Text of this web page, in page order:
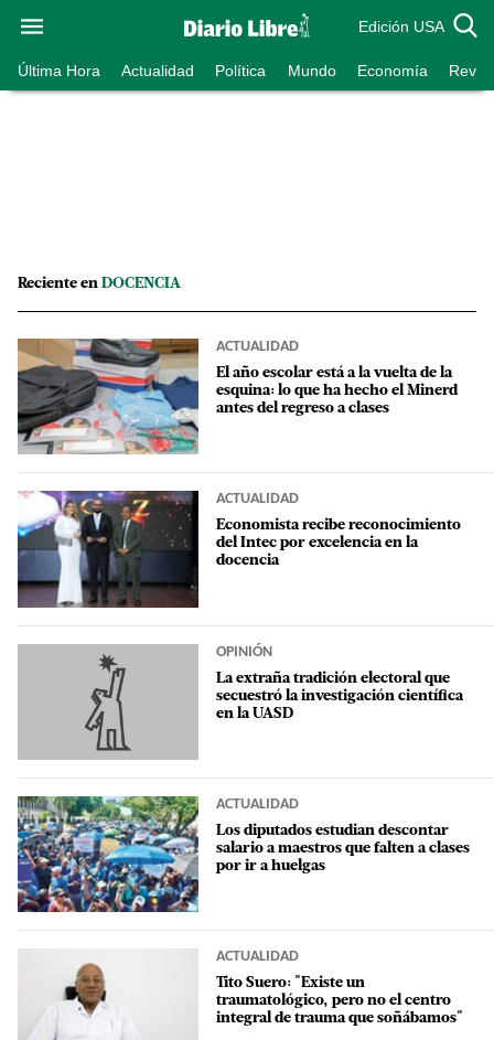
Edición USA
Última Hora Actualidad Política Mundo Economía
Reciente en DOCENCIA
ACTUALIDAD
El año escolar está a la vuelta de la
esquina: lo que ha hecho el Minerd
antes del regreso a clases
ACTUALIDAD
Economista recibe reconocimiento
del Intec por excelencia en la
docencia
OPINIÓN
La extraña tradición electoral que
secuestró la investigación científica
en la UASD
ACTUALIDAD
Los diputados estudian descontar
salario a maestros que falten a clases
por ir a huelgas
ACTUALIDAD
Tito Suero: "Existe un
traumatológico, pero no el centro
integral de trauma que soñábamos"